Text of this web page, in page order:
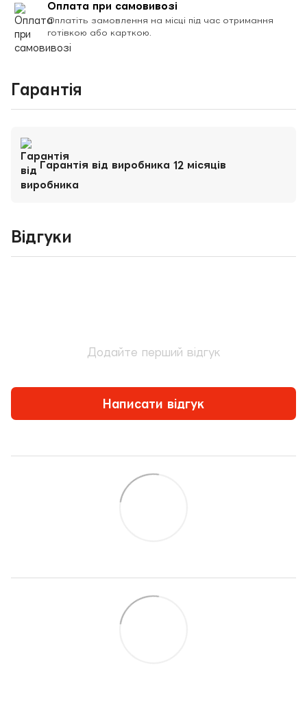
Оплата при самовивозі
Оплатіть замовлення на місці під час отримання
готівкою або карткою.
Гарантія
Гарантія від виробника 12 місяців
Відгуки
Додайте перший відгук
Написати відгук